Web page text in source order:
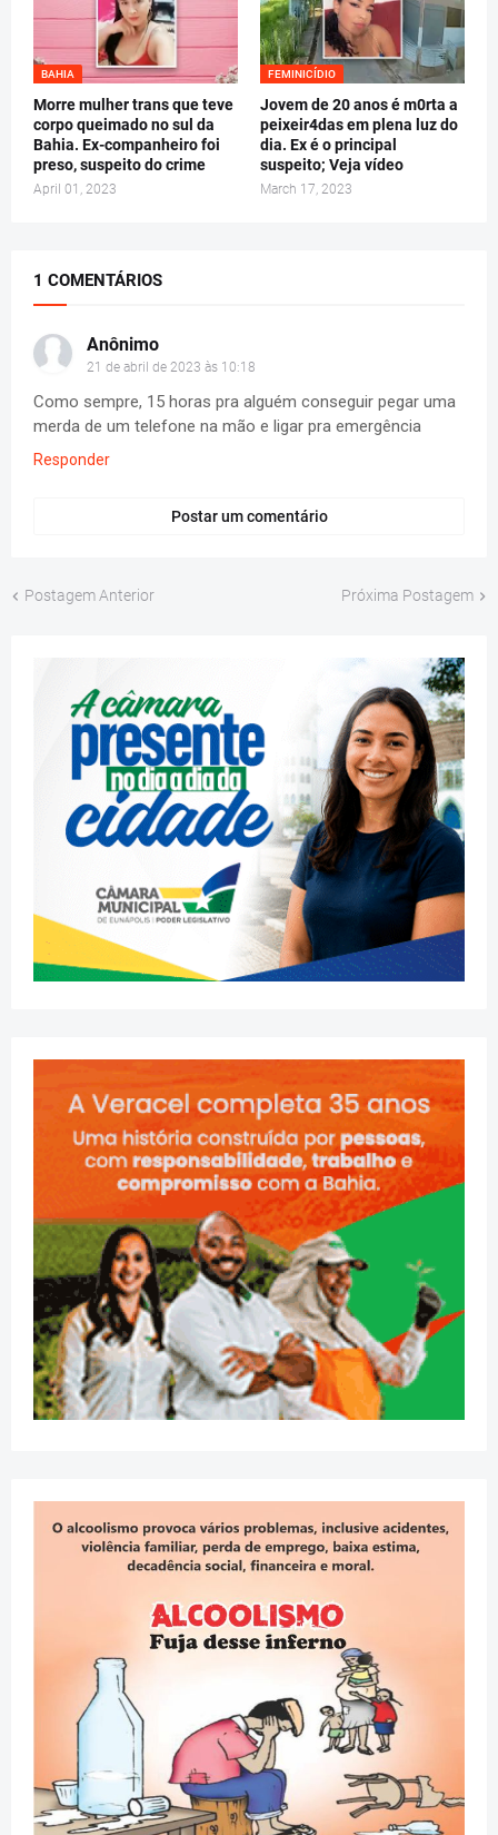
BAHIA
Morre mulher trans que teve
corpo queimado no sul da
Bahia. Ex-companheiro foi
preso, suspeito do crime
April 01, 2023
FEMINICÍDIO
Jovem de 20 anos é m0rta a
peixeir4das em plena luz do
dia. Ex é o principal
suspeito; Veja vídeo
March 17, 2023
1 COMENTÁRIOS
Anônimo
21 de abril de 2023 às 10:18
Como sempre, 15 horas pra alguém conseguir pegar uma
merda de um telefone na mão e ligar pra emergência
Responder
Postar um comentário
Postagem Anterior Próxima Postagem